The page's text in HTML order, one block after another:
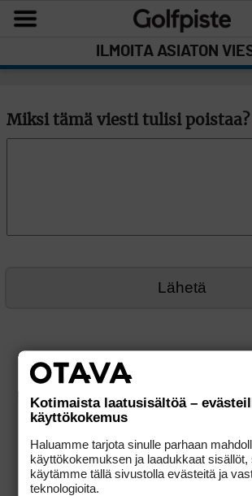
ILMOITA ASIATON
Miksi tämä viesti tulisi poistaa?
Kotimaista laatusisältöä –
käyttökokemus
Haluamme tarjota sinulle parhaan
käyttökokemuksen ja laadukkaat sisällöt,
käytämme tällä sivustolla evästeitä ja
teknologioita.